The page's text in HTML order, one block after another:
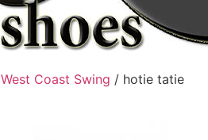
West Coast Swing / hotie tatie